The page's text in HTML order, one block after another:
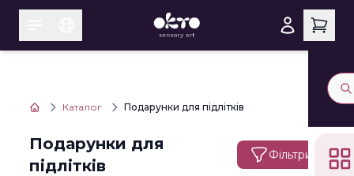
Каталог Подарунки для підлітків
Подарунки для
підлітків
Фільтри